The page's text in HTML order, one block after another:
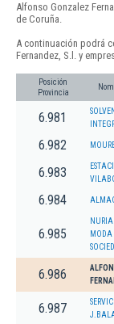
Alfonso Gonzalez
de Coruña.
A continuación podrá
Fernandez, S.l. y
Posición
Provincia
6.981
6.982
6.983
6.984
6.985
MODA
6.986
6.987